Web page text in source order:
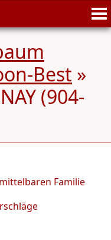
Best »
(904-
Familie